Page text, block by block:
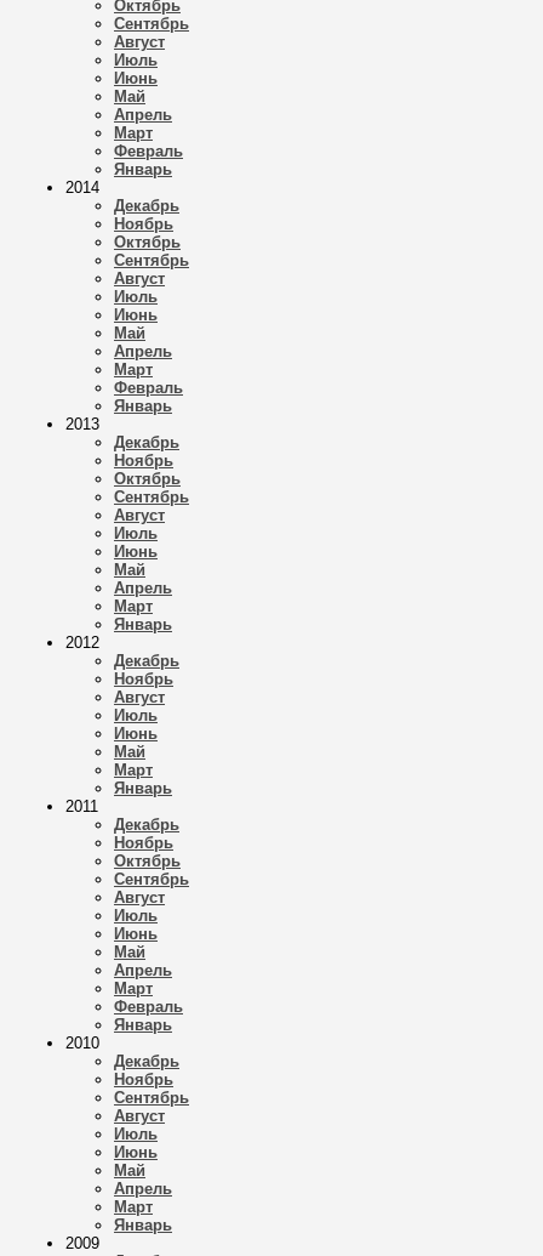
Октябрь
Сентябрь
Август
Июль
Июнь
Май
Апрель
Март
Февраль
Январь
2014
Декабрь
Ноябрь
Октябрь
Сентябрь
Август
Июль
Июнь
Май
Апрель
Март
Февраль
Январь
2013
Декабрь
Ноябрь
Октябрь
Сентябрь
Август
Июль
Июнь
Май
Апрель
Март
Январь
2012
Декабрь
Ноябрь
Август
Июль
Июнь
Май
Март
Январь
2011
Декабрь
Ноябрь
Октябрь
Сентябрь
Август
Июль
Июнь
Май
Апрель
Март
Февраль
Январь
2010
Декабрь
Ноябрь
Сентябрь
Август
Июль
Июнь
Май
Апрель
Март
Январь
2009